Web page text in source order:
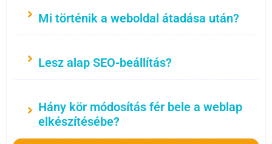
Mi történik a weboldal átadása után?
Lesz alap SEO-beállítás?
Hány kör módosítás fér bele a weblap
elkészítésébe?